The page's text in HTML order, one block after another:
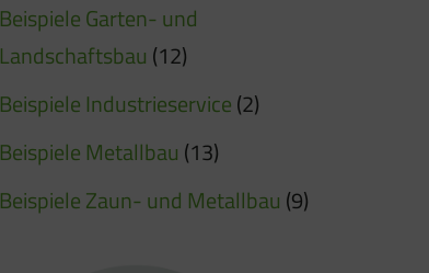
Beispiele Garten- und
Landschaftsbau (12)
Beispiele Industrieservice(2)
Beispiele Metallbau (13)
Beispiele Zaun- und Metallbau (9)